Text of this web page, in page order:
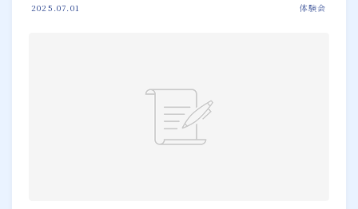
2025.07.01 体験会